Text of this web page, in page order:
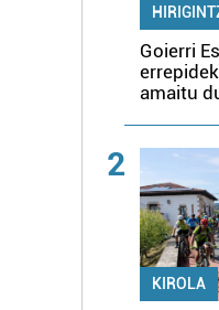
Goierri
amaitu
2
KIROLA